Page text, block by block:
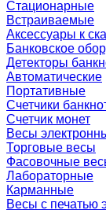
Стационарные
Встраиваемые
Аксессуары к
Банковское
Детекторы
Автоматические
Портативные
Счетчики
Счетчик монет
Весы
Торговые весы
Фасовочные
Лабораторные
Карманные
Весы с печатью